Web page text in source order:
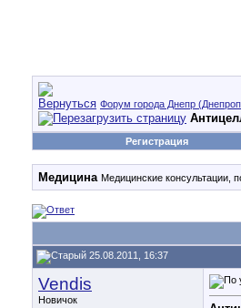
Форум города Днепр
Регистрация
Медицина Медицинские консультации,
25.08.2011, 16:37
Vendis
Новичок